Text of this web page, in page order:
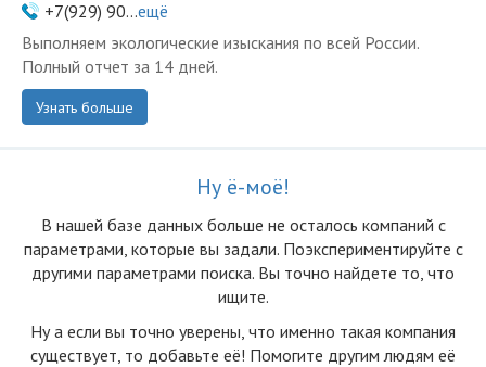
+7(929) 90...ещё
Выполняем экологические изыскания по всей России.
Полный отчет за 14 дней.
Узнать больше
Ну ё-моё!
В нашей базе данных больше не осталоcь компаний с
параметрами, которые вы задали. Поэкспериментируйте с
другими параметрами поиска. Вы точно найдете то, что
ищите.
Ну а если вы точно уверены, что именно такая компания
существует, то добавьте её! Помогите другим людям её